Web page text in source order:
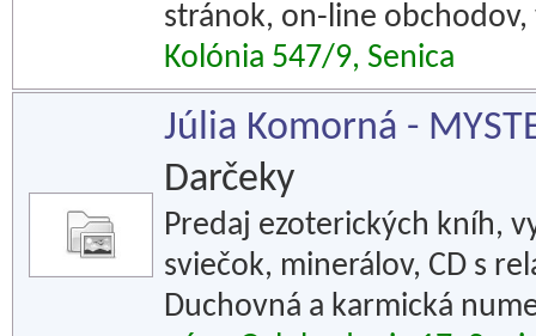
stránok, on-line
Kolónia 547/9, Senica
Júlia Komorná -
Darčeky
Predaj ezoterických kníh,
sviečok, minerálov, CD s
Duchovná a karmická